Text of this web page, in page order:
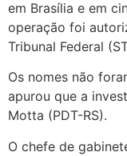
em Brasília e em
operação foi
Tribunal Federal
Os nomes não
apurou que a
Motta (PDT-RS).
O chefe de